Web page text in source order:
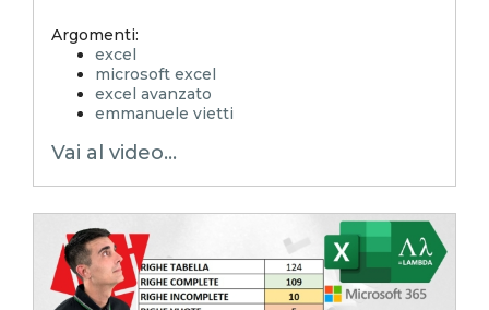
Argomenti:
excel
microsoft excel
excel avanzato
emmanuele vietti
excel tutorial ita
reporting in excel
Experta
xlsx
excel magico
excel facile
EXCELoltreognilimite
Vai al video...